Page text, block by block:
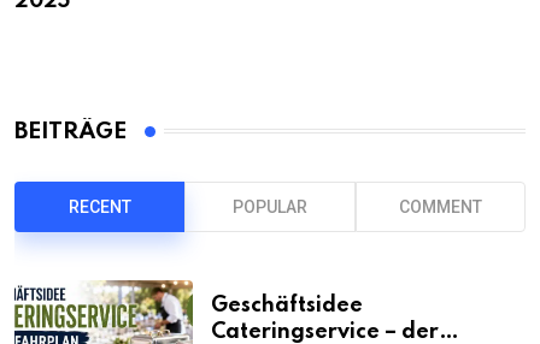
BEITRÄGE
RECENT POPULAR COMMENT
Geschäftsidee
Cateringservice – der